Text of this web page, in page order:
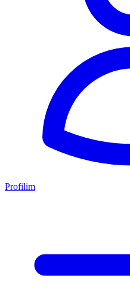
Profilim